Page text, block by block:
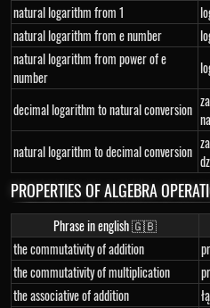
natural logarithm from 1
natural logarithm from e number
natural logarithm from power of e
number
decimal logarithm to natural conversion
natural logarithm to decimal conversion
PROPERTIES OF ALGEBRA
Phrase in english 🇬🇧
the commutativity of addition
the commutativity of multiplication
the associative of addition